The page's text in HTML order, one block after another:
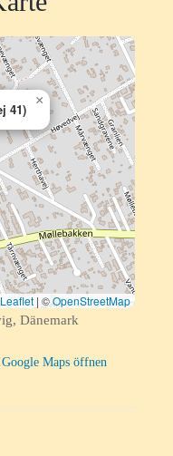
41)
×
Leaflet | ©OpenStreetMap
Dänemark
Maps öffnen